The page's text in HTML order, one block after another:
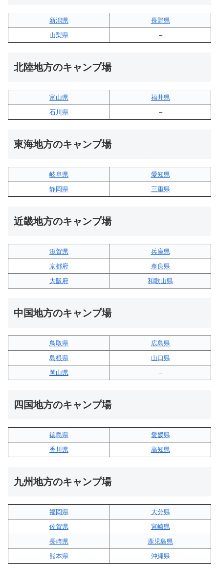
新潟県
長野県
山梨県
–
北陸地方のキャンプ場
富山県
福井県
石川県
–
東海地方のキャンプ場
岐阜県
愛知県
静岡県
三重県
近畿地方のキャンプ場
滋賀県
兵庫県
京都府
奈良県
大阪府
和歌山県
中国地方のキャンプ場
鳥取県
広島県
島根県
山口県
岡山県
–
四国地方のキャンプ場
徳島県
愛媛県
香川県
高知県
九州地方のキャンプ場
福岡県
大分県
佐賀県
宮崎県
長崎県
鹿児島県
熊本県
沖縄県